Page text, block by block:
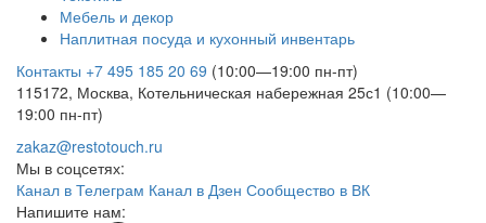
Мебель и декор
Наплитная посуда и кухонный инвентарь
Контакты +7 495 185 20 69 (10:00—19:00 пн-пт)
115172, Москва, Котельническая набережная 25с1 (10:00—
19:00 пн-пт)
zakaz@restotouch.ru
Мы в соцсетях:
Канал в Телеграм Канал в Дзен Сообщество в ВК
Напишите нам: